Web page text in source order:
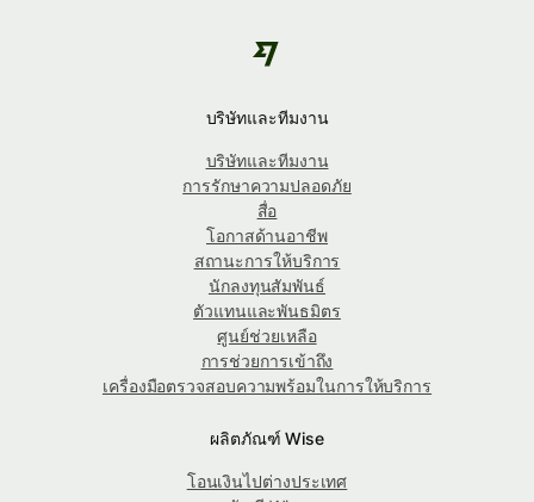
บริษัทและทีมงาน
บริษัทและทีมงาน
การรักษาความปลอดภัย
สื่อ
โอกาสด้านอาชีพ
สถานะการให้บริการ
นักลงทุนสัมพันธ์
ตัวแทนและพันธมิตร
ศูนย์ช่วยเหลือ
การช่วยการเข้าถึง
เครื่องมือตรวจสอบความพร้อมในการให้บริการ
ผลิตภัณฑ์ Wise
โอนเงินไปต่างประเทศ